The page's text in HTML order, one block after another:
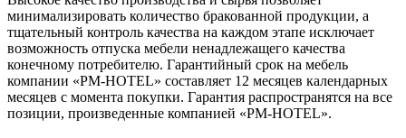
минимализировать количество бракованной продукции, а
тщательный контроль качества на каждом этапе исключает
возможность отпуска мебели ненадлежащего качества
конечному потребителю. Гарантийный срок на мебель
компании «PM-HOTEL» составляет 12 месяцев календарных
месяцев с момента покупки. Гарантия распространятся на все
позиции, произведенные компанией «PM-HOTEL».